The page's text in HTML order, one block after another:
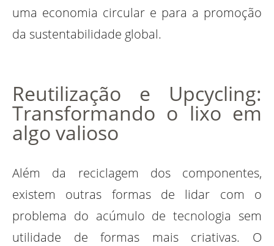
uma economia circular e para a promoção
da sustentabilidade global.
Reutilização e Upcycling:
Transformando o lixo em
algo valioso
Além da reciclagem dos componentes,
existem outras formas de lidar com o
problema do acúmulo de tecnologia sem
utilidade de formas mais criativas. O